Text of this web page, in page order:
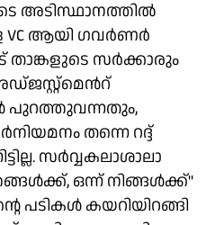
അടിസ്ഥാനത്തിൽ
VC ആയി ഗവർണർ
താങ്കളുടെ സർക്കാരും
പുറത്തുവന്നതും,
തന്നെ റദ്ദ്
സർവ്വകലാശാലാ
ഒന്ന് നിങ്ങൾക്ക്"
പടികൾ കയറിയിറങ്ങി